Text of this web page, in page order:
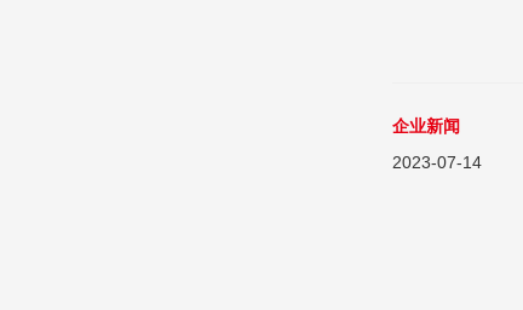
企业新闻
2023-07-14